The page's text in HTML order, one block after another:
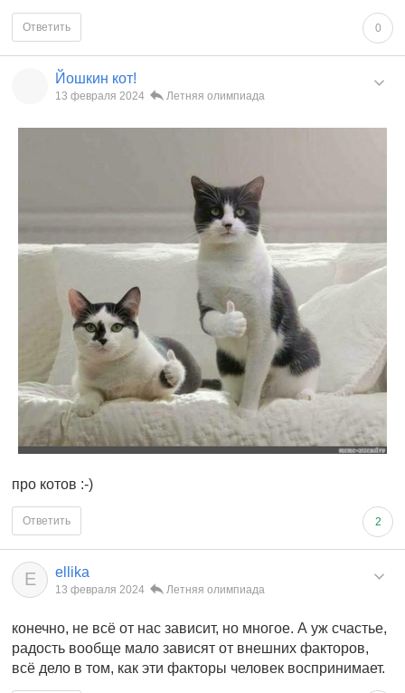
0
Ответить
Йошкин кот!
13 февраля 2024 Летняя олимпиада
про котов :-)
2
Ответить
E ellika
13 февраля 2024 Летняя олимпиада
конечно, не всё от нас зависит, но многое. А уж счастье,
радость вообще мало зависят от внешних факторов,
всё дело в том, как эти факторы человек воспринимает.